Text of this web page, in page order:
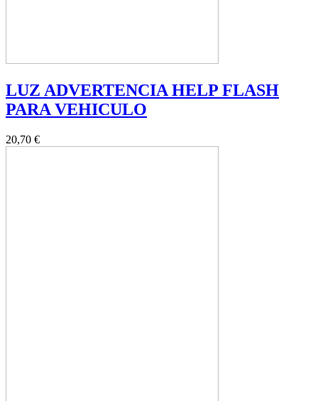
LUZ ADVERTENCIA HELP FLASH
PARA VEHICULO
20,70 €